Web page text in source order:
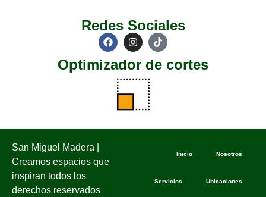
Redes Sociales
Optimizador de cortes
San Miguel Madera |
Creamos espacios que
inspiran todos los
derechos reservados
Inicio Nosotros
Servicios Ubicaciones